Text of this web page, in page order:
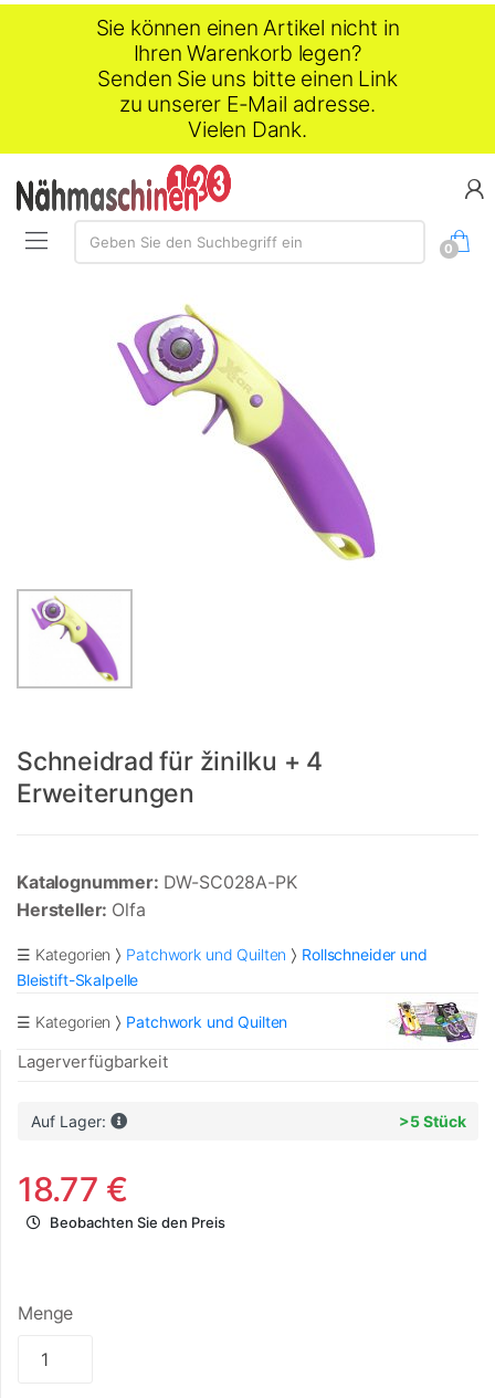
Sie können einen Artikel nicht in
Ihren Warenkorb legen?
Senden Sie uns bitte einen Link
zu unserer E-Mail adresse.
Vielen Dank.
Suche:
Geben Sie den Suchbegriff ein
0
Schneidrad für žinilku + 4
Erweiterungen
Katalognummer: DW-SC028A-PK
Hersteller: Olfa
☰ Kategorien Patchwork und Quilten
Rollschneider und
Bleistift-Skalpelle
☰ Kategorien Patchwork und Quilten
Lagerverfügbarkeit
Auf Lager: >5 Stück
18.77 €
Beobachten Sie den Preis
Menge